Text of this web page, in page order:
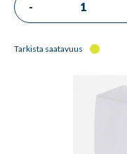
-
Tarkista saatavuus